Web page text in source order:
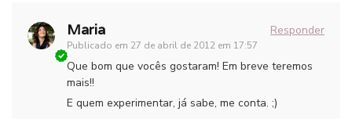
Maria
Publicado em 27 de abril de 2012 em 17:57
Responder
Que bom que vocês gostaram! Em breve teremos
mais!!
E quem experimentar, já sabe, me conta. ;)